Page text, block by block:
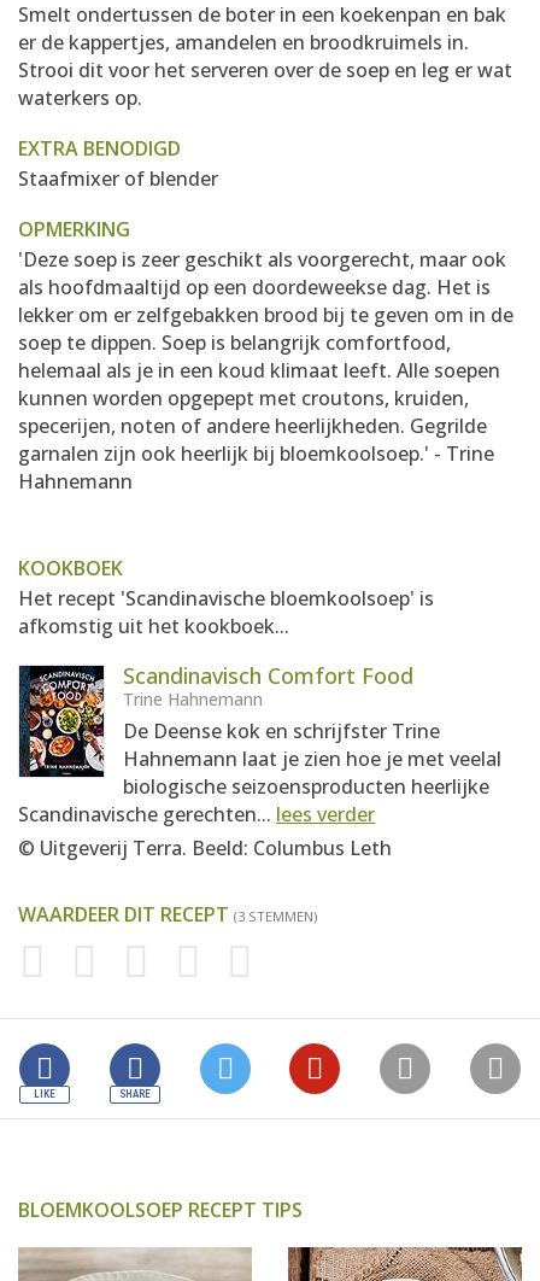
Smelt ondertussen de boter in een koekenpan en bak
er de kappertjes, amandelen en broodkruimels in.
Strooi dit voor het serveren over de soep en leg er wat
waterkers op.
EXTRA BENODIGD
Staafmixer of blender
OPMERKING
'Deze soep is zeer geschikt als voorgerecht, maar ook
als hoofdmaaltijd op een doordeweekse dag. Het is
lekker om er zelfgebakken brood bij te geven om in de
soep te dippen. Soep is belangrijk comfortfood,
helemaal als je in een koud klimaat leeft. Alle soepen
kunnen worden opgepept met croutons, kruiden,
specerijen, noten of andere heerlijkheden. Gegrilde
garnalen zijn ook heerlijk bij bloemkoolsoep.' - Trine
Hahnemann
KOOKBOEK
Het recept 'Scandinavische bloemkoolsoep' is
afkomstig uit het kookboek...
Scandinavisch Comfort Food
Trine Hahnemann
De Deense kok en schrijfster Trine
Hahnemann laat je zien hoe je met veelal
biologische seizoensproducten heerlijke
Scandinavische gerechten... lees verder
© Uitgeverij Terra. Beeld: Columbus Leth
WAARDEER DIT RECEPT (3 STEMMEN)
BLOEMKOOLSOEP RECEPT TIPS